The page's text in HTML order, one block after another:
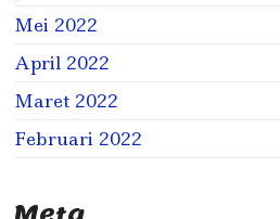
Mei 2022
April 2022
Maret 2022
Februari 2022